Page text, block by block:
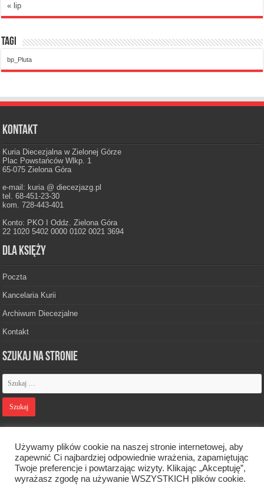
« lip
Tagi
bp_Pluta
Kontakt
Kuria Diecezjalna w Zielonej Górze
Plac Powstańców Wlkp. 1
65-075 Zielona Góra
e-mail: kuria @ diecezjazg.pl
tel. 68-451-23-30
kom. 728-443-401
Konto: PKO I Oddz. Zielona Góra
22 1020 5402 0000 0102 0021 3694
Dla księży
Poczta
Kancelaria Kurii
Archiwum Diecezjalne
Kontakt
Szukaj na stronie
Designed by Webdawid
Używamy plików cookie na naszej stronie internetowej, aby
zapewnić Ci najbardziej odpowiednie wrażenia, zapamiętując
Twoje preferencje i powtarzając wizyty. Klikając „Akceptuję”,
wyrażasz zgodę na używanie WSZYSTKICH plików cookie.